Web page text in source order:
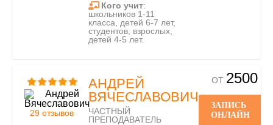
Кого учит:
школьников 1-11
класса, детей 6-7 лет,
студентов, взрослых,
детей 4-5 лет.
29 отзывов
АНДРЕЙ
ВЯЧЕСЛАВОВИЧ
ЧАСТНЫЙ
ПРЕПОДАВАТЕЛЬ
ОТ 2500
ЗАПИСЬ
ОНЛАЙН